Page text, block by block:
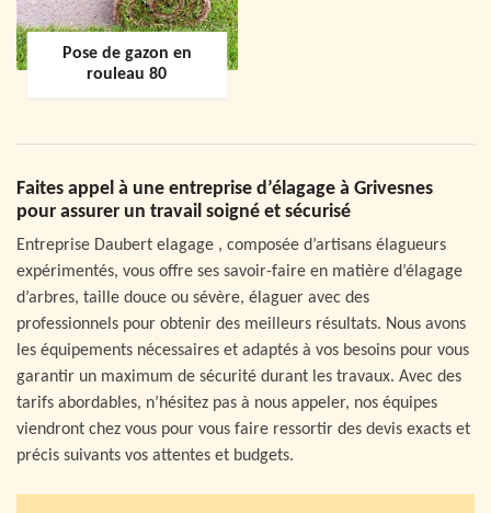
Pose de gazon en
rouleau 80
Faites appel à une entreprise d’élagage à Grivesnes
pour assurer un travail soigné et sécurisé
Entreprise Daubert elagage , composée d’artisans élagueurs
expérimentés, vous offre ses savoir-faire en matière d’élagage
d’arbres, taille douce ou sévère, élaguer avec des
professionnels pour obtenir des meilleurs résultats. Nous avons
les équipements nécessaires et adaptés à vos besoins pour vous
garantir un maximum de sécurité durant les travaux. Avec des
tarifs abordables, n’hésitez pas à nous appeler, nos équipes
viendront chez vous pour vous faire ressortir des devis exacts et
précis suivants vos attentes et budgets.